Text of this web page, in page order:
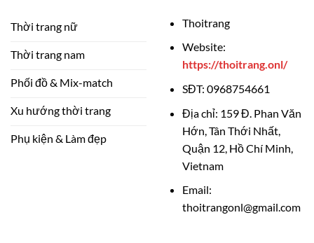
Thời trang nữ
Thời trang nam
Phối đồ & Mix-match
Xu hướng thời trang
Phụ kiện & Làm đẹp
Thoitrang
Website:
https://thoitrang.onl/
SĐT: 0968754661
Địa chỉ: 159 Đ. Phan Văn
Hớn, Tân Thới Nhất,
Quận 12, Hồ Chí Minh,
Vietnam
Email:
thoitrangonl@gmail.com